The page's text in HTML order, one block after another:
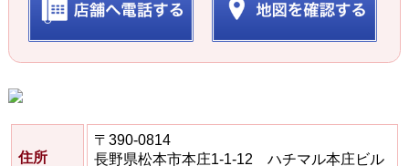
住所
〒390-0814
長野県松本市本庄1-1-12 ハチマル本庄ビル